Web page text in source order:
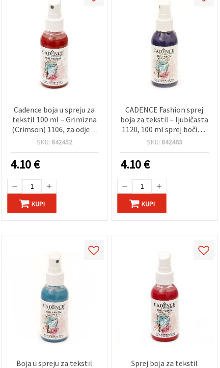
Cadence boja u spreju za
tekstil 100 ml – Grimizna
(Crimson) 1106, za odjeću
i majice, DIY oslikavanje
SKU: 842452
4.10€
KUPI
CADENCE Fashion sprej
boja za tekstil – ljubičasta
1120, 100 ml sprej bočica,
za odjeću i kreativne DIY
SKU: 842463
4.10€
KUPI
Boja u spreju za tekstil
Sprej boja za tekstil